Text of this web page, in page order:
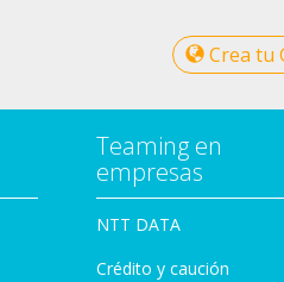
Crea tu
Teaming en
empresas
NTT DATA
Crédito y caución